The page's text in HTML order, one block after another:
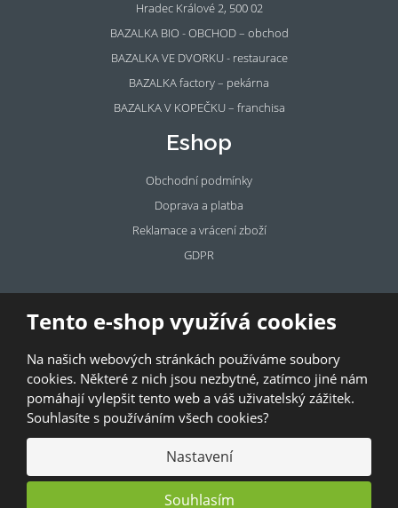
Tento e-shop využívá cookies
Na našich webových stránkách používáme soubory
cookies. Některé z nich jsou nezbytné, zatímco jiné nám
pomáhají vylepšit tento web a váš uživatelský zážitek.
Souhlasíte s používáním všech cookies?
Nastavení
Souhlasím
Hradec Králové 2, 500 02
BAZALKA BIO - OBCHOD – obchod
BAZALKA VE DVORKU - restaurace
BAZALKA factory – pekárna
BAZALKA V KOPEČKU – franchisa
Eshop
Obchodní podmínky
Doprava a platba
Reklamace a vrácení zboží
GDPR
Pronájem
prostor
Pronajměte si prostory u BAZALKY!
© 2026, Bazalka s.r.o.
GDPR |Kontakty |Obchodní podmínky |Mapa stránek